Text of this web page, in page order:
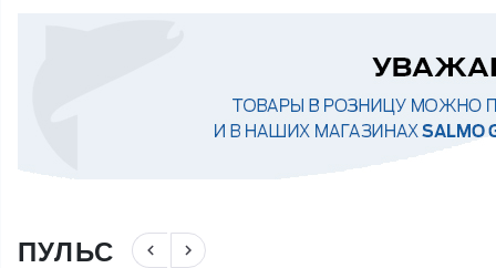
ПУЛЬС navigate_before navigate_next